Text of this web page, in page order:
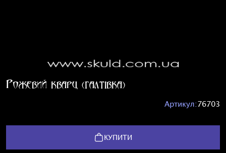
Рожевий кварц (галтівка)
Артикул:76703
КУПИТИ